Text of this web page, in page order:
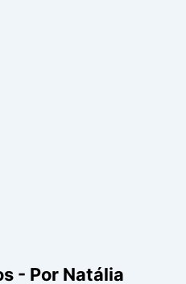
- Por Natália